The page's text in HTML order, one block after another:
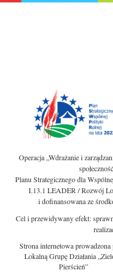
Operacja „Wdrażanie i
Planu Strategicznego dla
I.13.1 LEADER / Rozwój
i dofinansowana ze
Cel i przewidywany efekt:
Strona internetowa prowadzona
Lokalną Grupę Działania
Pierścień”